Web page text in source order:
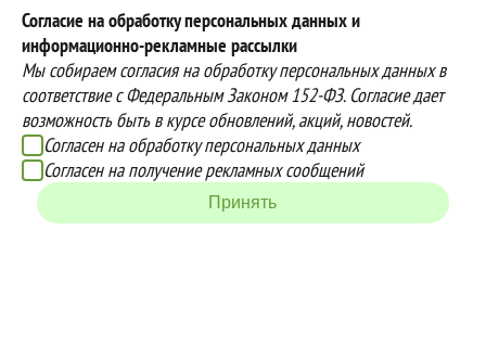
Согласие на обработку персональных данных и
информационно-рекламные рассылки
Мы собираем согласия на обработку персональных данных в
соответствие с Федеральным Законом 152-ФЗ. Согласие дает
возможность быть в курсе обновлений, акций, новостей.
Согласен на обработку персональных данных
Согласен на получение рекламных сообщений
Принять
E-mail:mail@semenauspeha.ru
Телефон: +7 (8352) 28-80-34
Адрес: г. Чебоксары, пр. Мира 76 А
Контакты
Способы оплаты
Вы можете оплатить покупки
наличными при получении товара,
либо выбрать другой способ оплаты
Доставка
Наша компания осуществляет
бесплатную
доставку до терминалов транспортных